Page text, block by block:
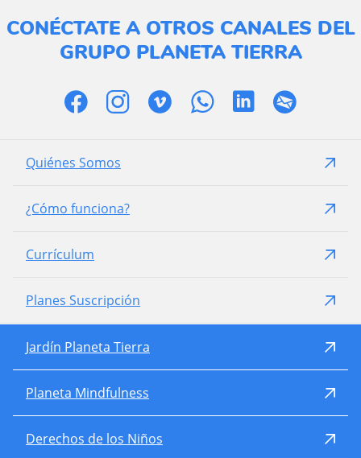
CONÉCTATE A OTROS CANALES DEL
GRUPO PLANETA TIERRA
Quiénes Somos
¿Cómo funciona?
Currículum
Planes Suscripción
Jardín Planeta Tierra
Planeta Mindfulness
Derechos de los Niños